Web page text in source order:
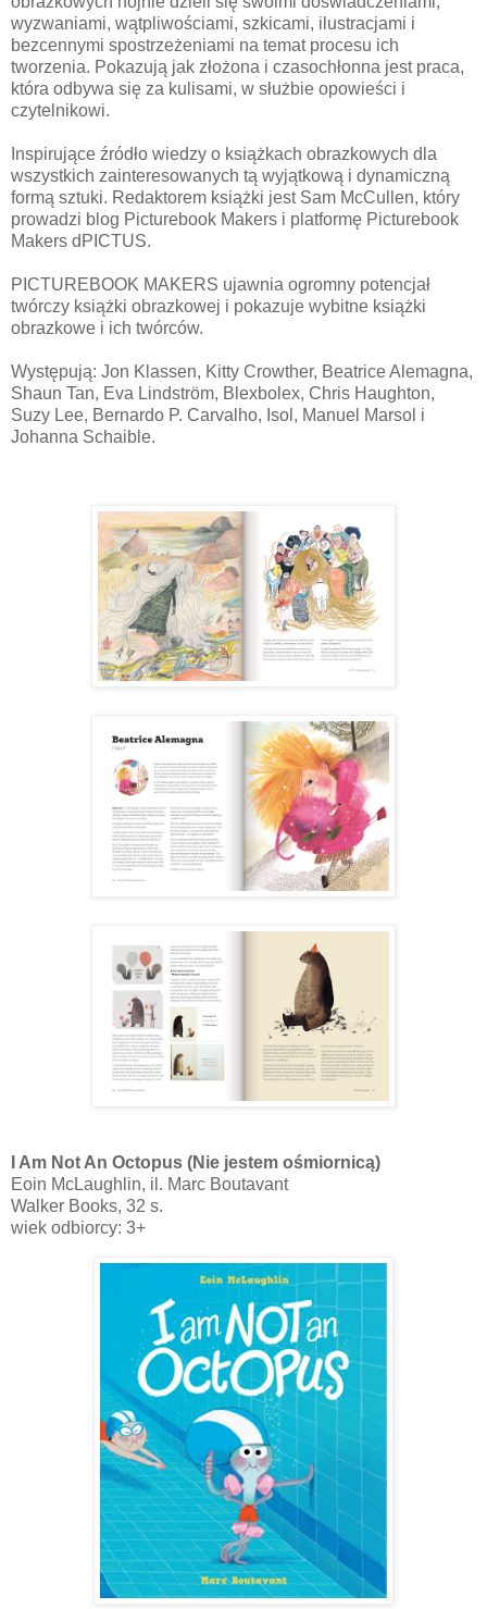
wyzwaniami, wątpliwościami, szkicami, ilustracjami i
bezcennymi spostrzeżeniami na temat procesu ich
tworzenia. Pokazują jak złożona i czasochłonna jest praca,
która odbywa się za kulisami, w służbie opowieści i
czytelnikowi.
Inspirujące źródło wiedzy o książkach obrazkowych dla
wszystkich zainteresowanych tą wyjątkową i dynamiczną
formą sztuki. Redaktorem książki jest Sam McCullen, który
prowadzi blog Picturebook Makers i platformę Picturebook
Makers dPICTUS.
PICTUREBOOK MAKERS ujawnia ogromny potencjał
twórczy książki obrazkowej i pokazuje wybitne książki
obrazkowe i ich twórców.
Występują: Jon Klassen, Kitty Crowther, Beatrice Alemagna,
Shaun Tan, Eva Lindström, Blexbolex, Chris Haughton,
Suzy Lee, Bernardo P. Carvalho, Isol, Manuel Marsol i
Johanna Schaible.
I Am Not An Octopus (Nie jestem ośmiornicą)
Eoin McLaughlin, il. Marc Boutavant
Walker Books, 32 s.
wiek odbiorcy: 3+